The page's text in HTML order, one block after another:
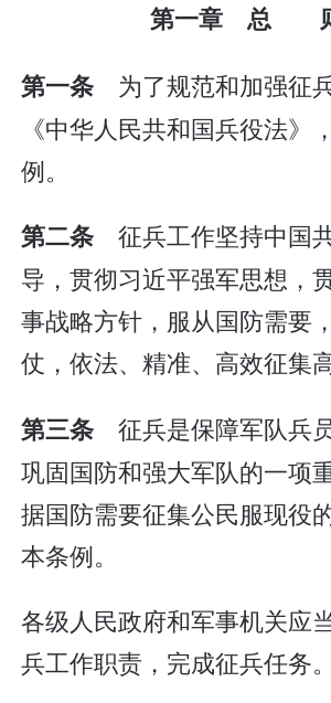
第一章 总
第一条 为了规范和加强征
《中华人民共和国兵役法》
例。
第二条 征兵工作坚持中国
导，贯彻习近平强军思想，
事战略方针，服从国防需要
仗，依法、精准、高效征集
第三条 征兵是保障军队兵
巩固国防和强大军队的一项
据国防需要征集公民服现役
本条例。
各级人民政府和军事机关应
兵工作职责，完成征兵任务。